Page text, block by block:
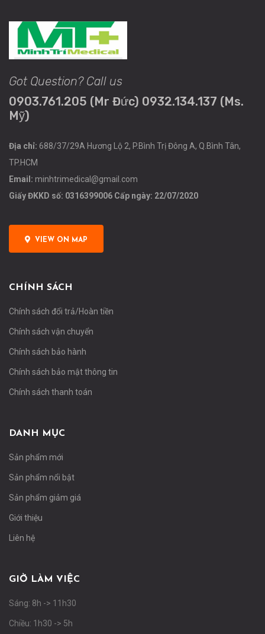
Got Question? Call us
0903.761.205 (Mr Đức) 0932.134.137 (Ms.
Mỹ)
Địa chỉ: 688/37/29A Hương Lộ 2, P.Bình Trị Đông A, Q.Bình Tân,
TP.HCM
Email: minhtrimedical@gmail.com
Giấy ĐKKD số: 0316399006 Cấp ngày: 22/07/2020
VIEW ON MAP
CHÍNH SÁCH
Chính sách đổi trả/Hoàn tiền
Chính sách vận chuyển
Chính sách bảo hành
Chính sách bảo mật thông tin
Chính sách thanh toán
DANH MỤC
Sản phẩm mới
Sản phẩm nổi bật
Sản phẩm giảm giá
Giới thiệu
Liên hệ
GIỜ LÀM VIỆC
Sáng: 8h -> 11h30
Chiều: 1h30 -> 5h